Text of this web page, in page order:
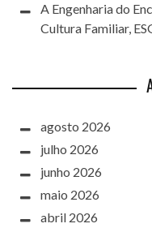
A Engenharia do
Cultura Familiar,
agosto 2026
julho 2026
junho 2026
maio 2026
abril 2026